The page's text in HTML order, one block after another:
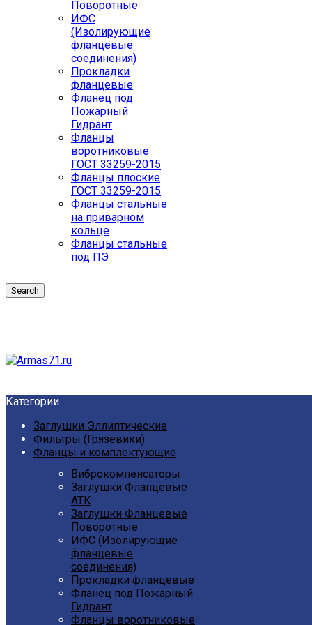
Поворотные
ИФС
(Изолирующие
фланцевые
соединения)
Прокладки
фланцевые
Фланец под
Пожарный
Гидрант
Фланцы
воротниковые
ГОСТ 33259-2015
Фланцы плоские
ГОСТ 33259-2015
Фланцы стальные
на приварном
кольце
Фланцы стальные
под ПЭ
Search
Категории
Заглушки Эллиптические
Фильтры (Грязевики)
Фланцы и комплектующие
Виброкомпенсаторы
Заглушки Фланцевые
АТК
Заглушки Фланцевые
Поворотные
ИФС (Изолирующие
фланцевые
соединения)
Прокладки фланцевые
Фланец под Пожарный
Гидрант
Фланцы воротниковые